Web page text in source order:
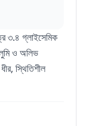
৩.৪ গ্লাইসেমিক
ও অলিভ
স্থিতিশীল